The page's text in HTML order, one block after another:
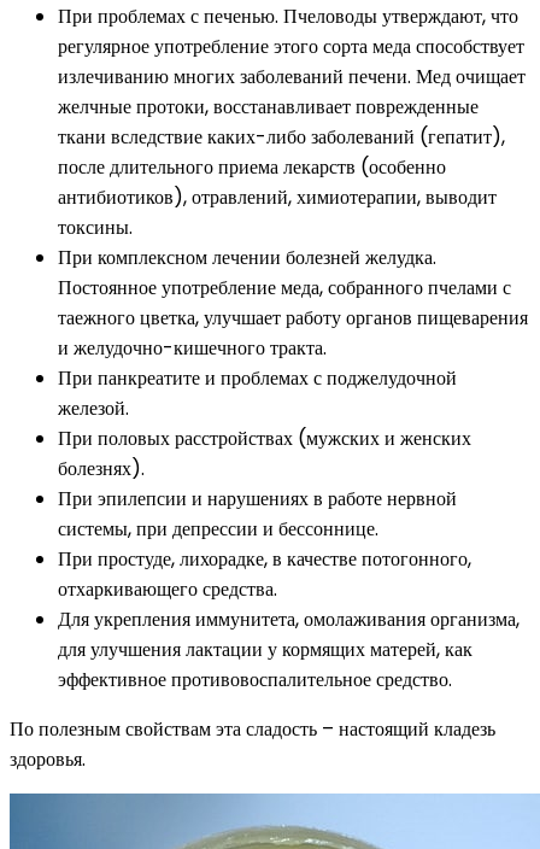
При проблемах с печенью. Пчеловоды утверждают, что
регулярное употребление этого сорта меда способствует
излечиванию многих заболеваний печени. Мед очищает
желчные протоки, восстанавливает поврежденные
ткани вследствие каких-либо заболеваний (гепатит),
после длительного приема лекарств (особенно
антибиотиков), отравлений, химиотерапии, выводит
токсины.
При комплексном лечении болезней желудка.
Постоянное употребление меда, собранного пчелами с
таежного цветка, улучшает работу органов пищеварения
и желудочно-кишечного тракта.
При панкреатите и проблемах с поджелудочной
железой.
При половых расстройствах (мужских и женских
болезнях).
При эпилепсии и нарушениях в работе нервной
системы, при депрессии и бессоннице.
При простуде, лихорадке, в качестве потогонного,
отхаркивающего средства.
Для укрепления иммунитета, омолаживания организма,
для улучшения лактации у кормящих матерей, как
эффективное противовоспалительное средство.
По полезным свойствам эта сладость – настоящий кладезь
здоровья.